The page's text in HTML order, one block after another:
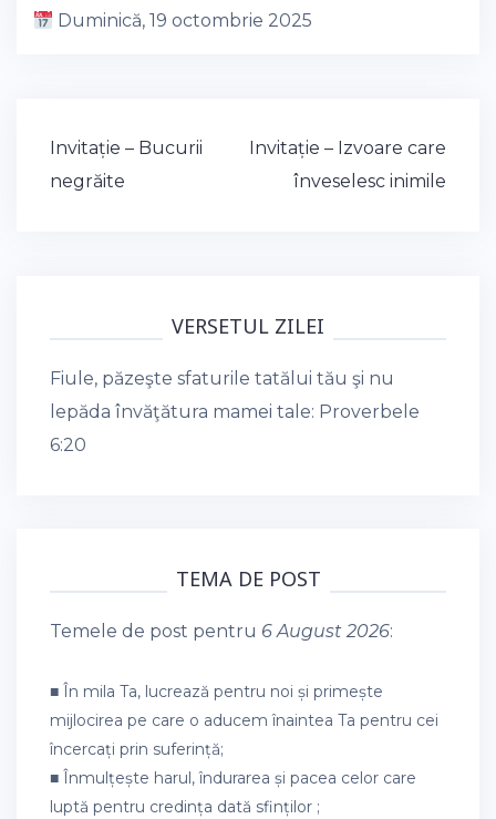
Duminică, 19 octombrie 2025
Post
navigation
Invitație – Bucurii
negrăite
Invitație – Izvoare care
înveselesc inimile
VERSETUL ZILEI
Fiule, păzeşte sfaturile tatălui tău şi nu
lepăda învăţătura mamei tale: Proverbele
6:20
TEMA DE POST
Temele de post pentru 6 August 2026:
■ În mila Ta, lucrează pentru noi și primește
mijlocirea pe care o aducem înaintea Ta pentru cei
încercați prin suferință;
■ Înmulțește harul, îndurarea și pacea celor care
luptă pentru credința dată sfinților ;